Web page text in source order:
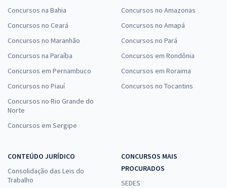
Concursos na Bahia
Concursos no Ceará
Concursos no Maranhão
Concursos na Paraíba
Concursos em Pernambuco
Concursos no Piauí
Concursos no Rio Grande do
Norte
Concursos em Sergipe
Concursos no Amazonas
Concursos no Amapá
Concursos no Pará
Concursos em Rondônia
Concursos em Roraima
Concursos no Tocantins
CONTEÚDO JURÍDICO
Consolidação das Leis do
Trabalho
CONCURSOS MAIS
PROCURADOS
SEDES